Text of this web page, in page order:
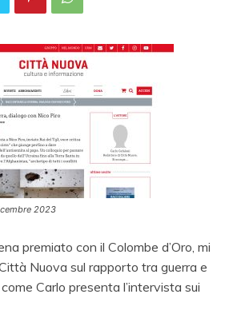
2023
premiato con il Colombe d’Oro, mi
Nuova sul rapporto tra guerra e
Carlo presenta l’intervista sui